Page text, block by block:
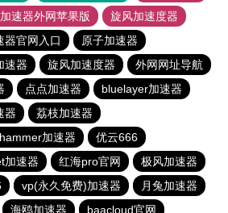
速器外网苹果版
旋风加速度器
器官网入口
原子加速器
速器 旋风加速度器
外网网址导航
点点加速器
bluelayer加速器
器
荔枝加速器
hammer加速器
优云666
加速器 红海pro官网
极风加速器
vp(永久免费)加速器
月兔加速器
海鸥加速器 baacloud官网